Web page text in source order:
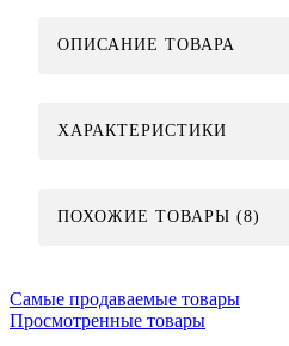
ОПИСАНИЕ ТОВАРА
ХАРАКТЕРИСТИКИ
ПОХОЖИЕ ТОВАРЫ (8)
Самые продаваемые товары
Просмотренные товары